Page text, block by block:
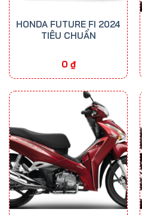
HONDA FUTURE FI 2024
TIÊU CHUẨN
0 ₫